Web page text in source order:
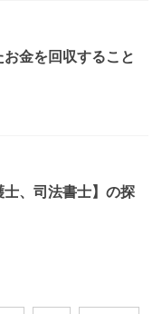
金を回収すること
士、司法書士】の探